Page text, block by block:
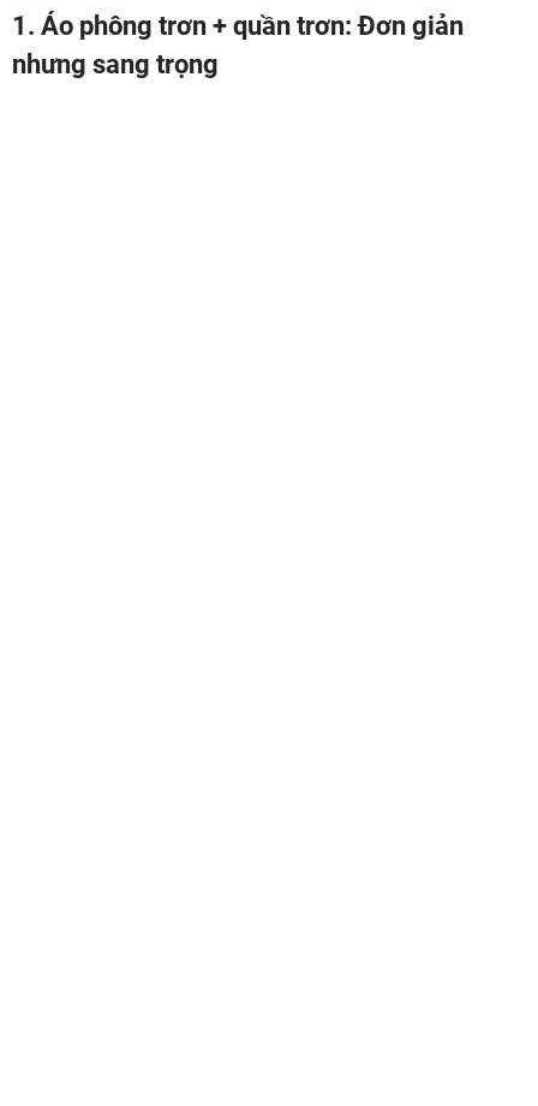
1. Áo phông trơn + quần trơn: Đơn giản
nhưng sang trọng